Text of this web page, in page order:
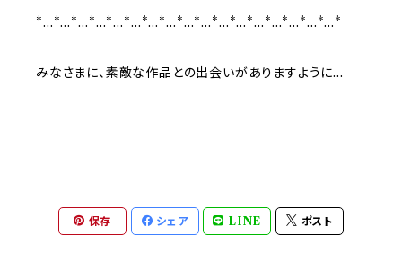
*…*…*…*…*…*…*…*…*…*…*…*…*…*…*…*…*…*
みなさまに、素敵な作品との出会いがありますように...
保存 シェア LINE ポスト